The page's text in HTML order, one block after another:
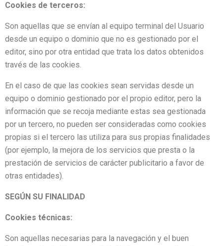
Cookies de terceros:
Son aquellas que se envían al equipo terminal del Usuario
desde un equipo o dominio que no es gestionado por el
editor, sino por otra entidad que trata los datos obtenidos
través de las cookies.
En el caso de que las cookies sean servidas desde un
equipo o dominio gestionado por el propio editor, pero la
información que se recoja mediante estas sea gestionada
por un tercero, no pueden ser consideradas como cookies
propias si el tercero las utiliza para sus propias finalidades
(por ejemplo, la mejora de los servicios que presta o la
prestación de servicios de carácter publicitario a favor de
otras entidades).
SEGÚN SU FINALIDAD
Cookies técnicas:
Son aquellas necesarias para la navegación y el buen